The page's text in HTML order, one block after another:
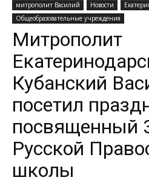
митрополит Василий Новости
Общеобразовательные учреждения
Митрополит
Кубанский
посетил
посвященный
Русской
школы